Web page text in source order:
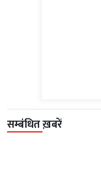
सम्बंधित ख़बरें